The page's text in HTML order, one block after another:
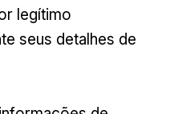
legítimo
seus detalhes de